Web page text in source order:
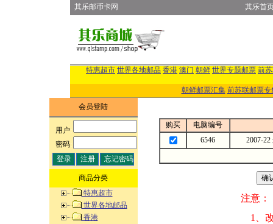
其乐邮币卡网 其乐首
特惠超市 世界各地邮品 香港 澳门 朝鲜 世界专题邮票 前
朝鲜邮票汇集 前苏联邮票专
会员登陆
用户:
密码:
商品分类
特惠超市
世界各地邮品
香港
购买
电脑编号
6546
2007-
注意：
1、改变商品数量